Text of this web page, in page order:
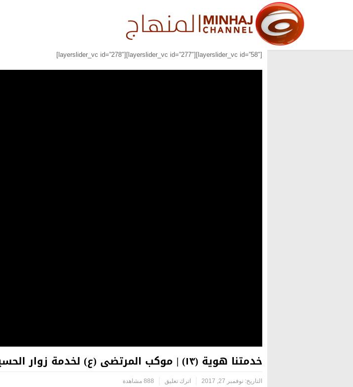
[layerslider_vc id=”58″][layerslider_vc id=”277″][layerslider_vc id=”278″]
خدمتنا هوية (١٣) | موكب المرتضى (ع) لخدمة زوار الحسين (ع) – النجف الأشرف
التاريخ: نوفمبر 27, 2017 اترك تعليق 888 مشاهدة